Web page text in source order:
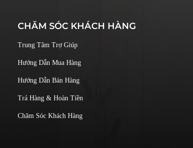
CHĂM SÓC KHÁCH HÀNG
Trung Tâm Trợ Giúp
Hướng Dẫn Mua Hàng
Hướng Dẫn Bán Hàng
Trả Hàng & Hoàn Tiền
Chăm Sóc Khách Hàng